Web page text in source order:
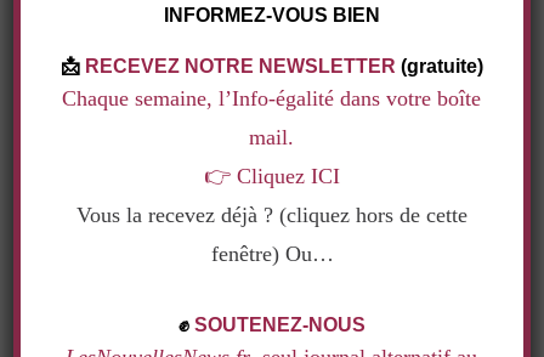
INFORMEZ-VOUS BIEN
📩 RECEVEZ NOTRE NEWSLETTER (gratuite)
Chaque semaine, l’Info-égalité dans votre boîte
mail.
👉 Cliquez ICI
Vous la recevez déjà ? (cliquez hors de cette
fenêtre) Ou…
✊ SOUTENEZ-NOUS